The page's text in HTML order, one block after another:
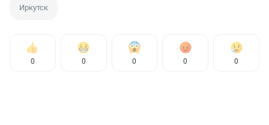
Иркутск
0 0 0 0 0